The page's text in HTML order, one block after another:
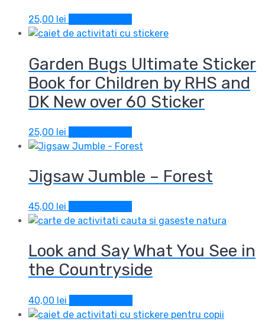
25,00 lei
Garden Bugs Ultimate Sticker
Book for Children by RHS and
DK New over 60 Sticker
25,00 lei
Jigsaw Jumble – Forest
45,00 lei
Look and Say What You See in
the Countryside
40,00 lei